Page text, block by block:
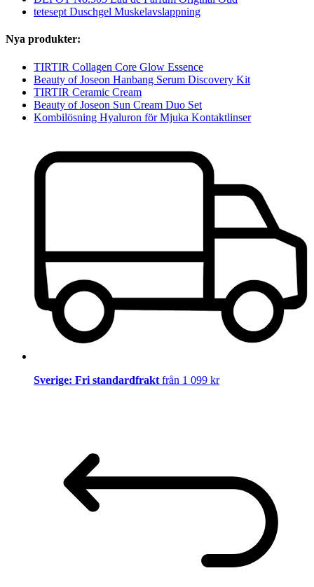
tetesept Duschgel Muskelavslappning
Nya produkter:
TIRTIR Collagen Core Glow Essence
Beauty of Joseon Hanbang Serum Discovery Kit
TIRTIR Ceramic Cream
Beauty of Joseon Sun Cream Duo Set
Kombilösning Hyaluron för Mjuka Kontaktlinser
Sverige: Fri standardfrakt från 1 099 kr